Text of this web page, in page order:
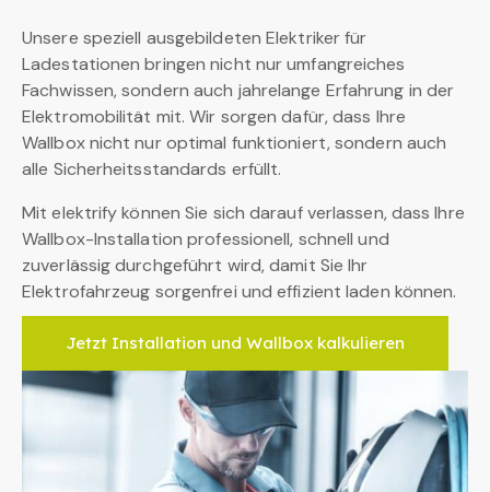
Unsere speziell ausgebildeten Elektriker für
Ladestationen bringen nicht nur umfangreiches
Fachwissen, sondern auch jahrelange Erfahrung in der
Elektromobilität mit. Wir sorgen dafür, dass Ihre
Wallbox nicht nur optimal funktioniert, sondern auch
alle Sicherheitsstandards erfüllt.
Mit elektrify können Sie sich darauf verlassen, dass Ihre
Wallbox-Installation professionell, schnell und
zuverlässig durchgeführt wird, damit Sie Ihr
Elektrofahrzeug sorgenfrei und effizient laden können.
Jetzt Installation und Wallbox kalkulieren